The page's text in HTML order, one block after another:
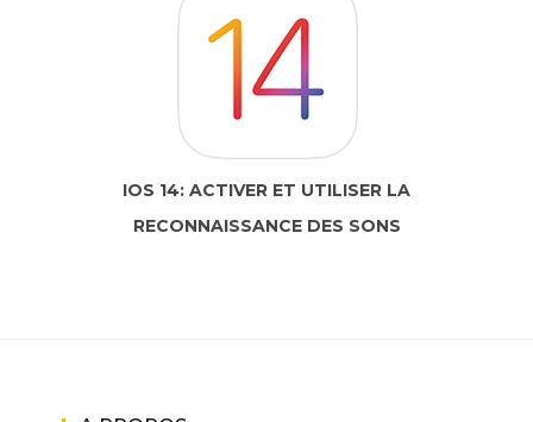
IOS 14: ACTIVER ET UTILISER LA
RECONNAISSANCE DES SONS